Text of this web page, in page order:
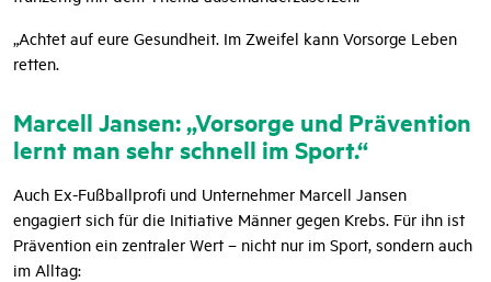
„Achtet auf eure Gesundheit. Im Zweifel kann Vorsorge Leben
retten.
Marcell Jansen: „Vorsorge und Prävention
lernt man sehr schnell im Sport.“
Auch Ex-Fußballprofi und Unternehmer Marcell Jansen
engagiert sich für die Initiative Männer gegen Krebs. Für ihn ist
Prävention ein zentraler Wert – nicht nur im Sport, sondern auch
im Alltag: